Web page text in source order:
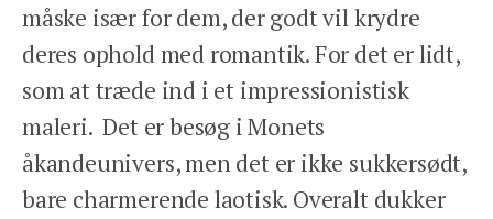
måske især for dem, der godt vil krydre
deres ophold med romantik. For det er lidt,
som at træde ind i et impressionistisk
maleri. Det er besøg i Monets
åkandeunivers, men det er ikke sukkersødt,
bare charmerende laotisk. Overalt dukker